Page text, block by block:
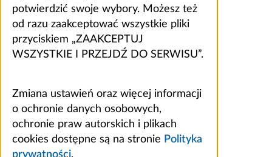
potwierdzić swoje wybory. Możesz też
od razu zaakceptować wszystkie pliki
przyciskiem „ZAAKCEPTUJ
WSZYSTKIE I PRZEJDŹ DO SERWISU”.
Zmiana ustawień oraz więcej informacji
o ochronie danych osobowych,
ochronie praw autorskich i plikach
cookies dostępne są na stronie Polityka
prywatności.